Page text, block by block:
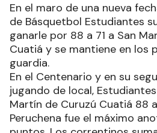
En el maro de una nueva
de Básquetbol Estudiantes
ganarle por 88 a 71 a San
Cuatiá y se mantiene en los
guardia.
En el Centenario y en su
jugando de local,
Martín de Curuzú Cuatiá 88 a
Peruchena fue el máximo